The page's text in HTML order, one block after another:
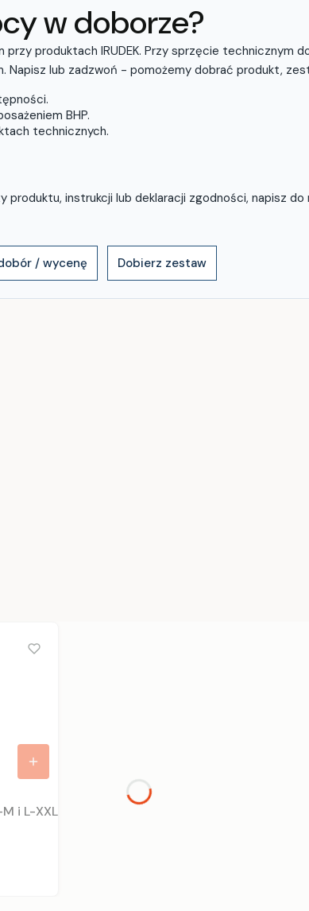
w doborze?
przy produktach IRUDEK. Przy sprzęcie technicznym
Napisz lub zadzwoń - pomożemy dobrać produkt,
BHP.
technicznych.
instrukcji lub deklaracji zgodności, napisz
/ wycenę Dobierz zestaw
M i L-XXL